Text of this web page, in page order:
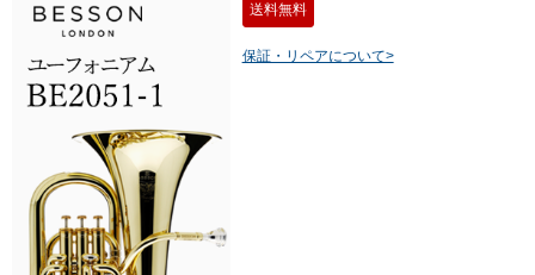
送料無料
保証・リペアについて>